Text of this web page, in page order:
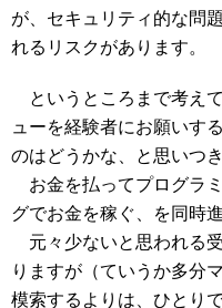
が、セキュリティ的な問
れるリスクがあります。
というところまで考え
ューを経験者にお願いす
のはどうかな、と思いつき
お金を払ってプログラ
グでお金を稼ぐ、を同時
元々少ないと思われる
りますが（ていうか多分
模索するよりは、ひとり